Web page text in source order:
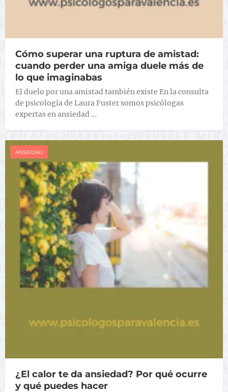
Cómo superar una ruptura de amistad:
cuando perder una amiga duele más de
lo que imaginabas
El duelo por una amistad también existe En la consulta
de psicología de Laura Fuster somos psicólogas
expertas en ansiedad …
ANSIEDAD
¿El calor te da ansiedad? Por qué ocurre
y qué puedes hacer